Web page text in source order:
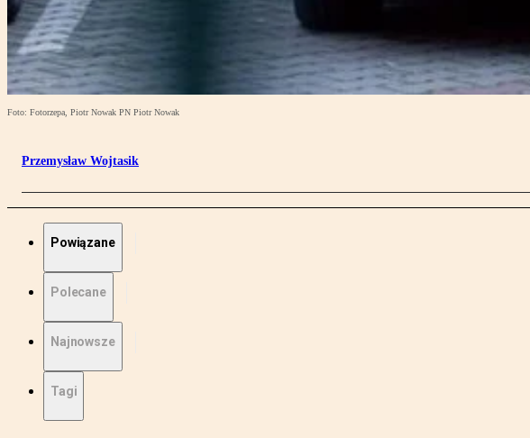
Foto: Fotorzepa, Piotr Nowak PN Piotr Nowak
Przemysław Wojtasik
Powiązane
Polecane
Najnowsze
Tagi